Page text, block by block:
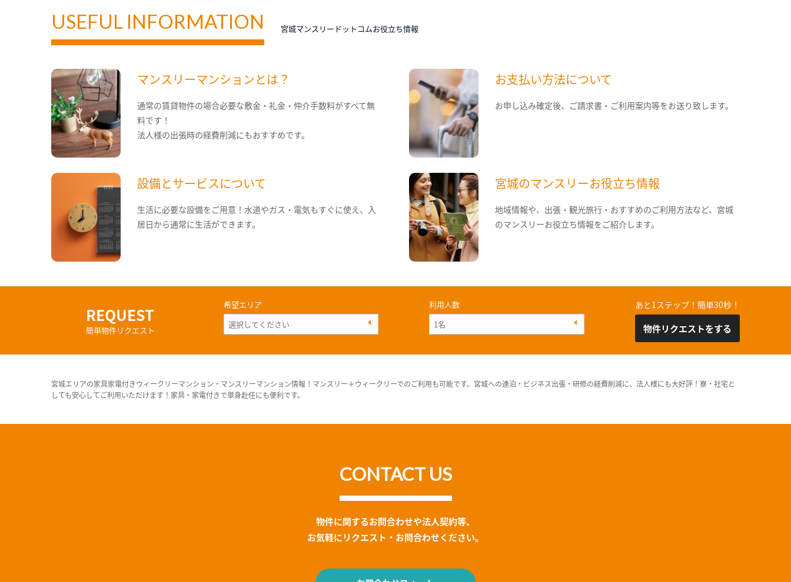
USEFUL INFORMATION 宮城マンスリードットコムお役立ち情報
マンスリーマンションとは？
通常の賃貸物件の場合必要な敷金・礼金・仲介手数料がすべて無
料です！
法人様の出張時の経費削減にもおすすめです。
お支払い方法について
お申し込み確定後、ご請求書・ご利用案内等をお送り致します。
設備とサービスについて
生活に必要な設備をご用意！水道やガス・電気もすぐに使え、入
居日から通常に生活ができます。
宮城のマンスリーお役立ち情報
地域情報や、出張・観光旅行・おすすめのご利用方法など、宮城
のマンスリーお役立ち情報をご紹介します。
REQUEST
簡単物件リクエスト
希望エリア 利用人数 あと1ステップ！簡単30秒！
物件リクエストをする
宮城エリアの家具家電付きウィークリーマンション・マンスリーマンション情報！マンスリー＋ウィークリーでのご利用も可能です。宮城への連泊・ビジネス出張・研修の経費削減に、法人様にも大好評！寮・社宅と
しても安心してご利用いただけます！家具・家電付きで単身赴任にも便利です。
CONTACT US
物件に関するお問合わせや法人契約等、
お気軽にリクエスト・お問合わせください。